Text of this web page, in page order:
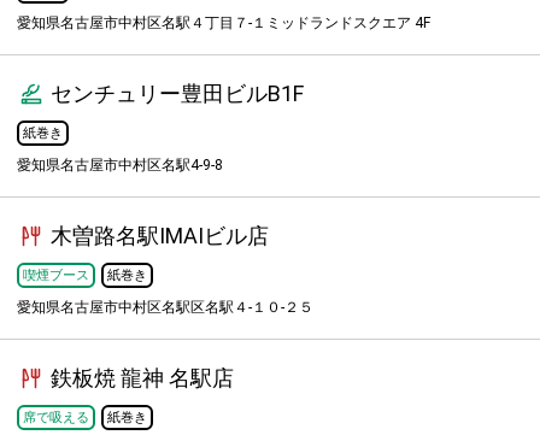
愛知県名古屋市中村区名駅４丁目７-１ミッドランドスクエア 4F
センチュリー豊田ビルB1F
紙巻き
愛知県名古屋市中村区名駅4-9-8
木曽路名駅IMAIビル店
喫煙ブース 紙巻き
愛知県名古屋市中村区名駅区名駅４-１０-２５
鉄板焼 龍神 名駅店
席で吸える 紙巻き